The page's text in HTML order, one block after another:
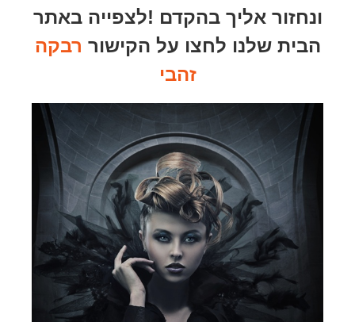
ונחזור אליך בהקדם !לצפייה באתר
הבית שלנו לחצו על הקישור רבקה
זהבי